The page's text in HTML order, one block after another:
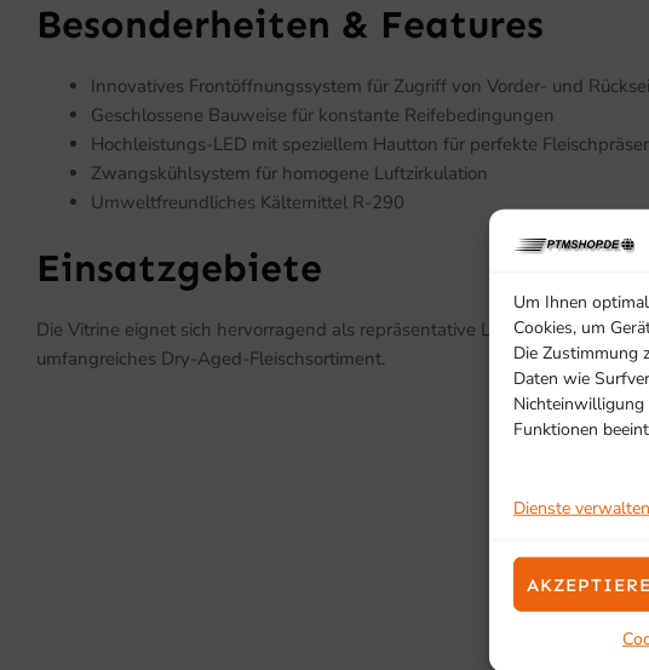
Um Ihnen
Cookies, um
Die Zustimmung
Daten wie
Funktionen
Dienste verwalten
Besonderheiten & Features
Innovatives Frontöffnungssystem für Zugriff von Vorder- und
Geschlossene Bauweise für konstante Reifebedingungen
Hochleistungs-LED mit speziellem Hautton für perfekte
Zwangskühlsystem für homogene Luftzirkulation
Umweltfreundliches Kältemittel R-290
Einsatzgebiete
Die Vitrine eignet sich hervorragend als repräsentative Lösung im
umfangreiches Dry-Aged-Fleischsortiment.